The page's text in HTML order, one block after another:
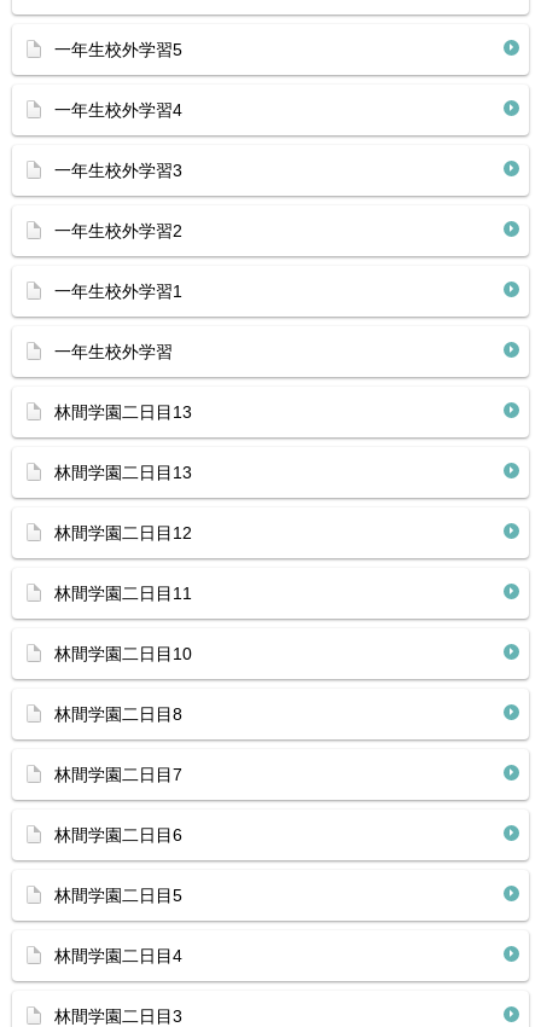
一年生校外学習5
一年生校外学習4
一年生校外学習3
一年生校外学習2
一年生校外学習1
一年生校外学習
林間学園二日目13
林間学園二日目13
林間学園二日目12
林間学園二日目11
林間学園二日目10
林間学園二日目8
林間学園二日目7
林間学園二日目6
林間学園二日目5
林間学園二日目4
林間学園二日目3